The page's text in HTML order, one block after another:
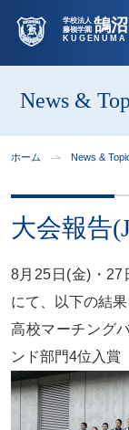
学校法人
藤嶺学園 鵠
KUGENUMA
News &
ホーム News &
大会報告
8月25日(金)・27
にて、以下の結
高校マーチング
ンド部門4位入賞